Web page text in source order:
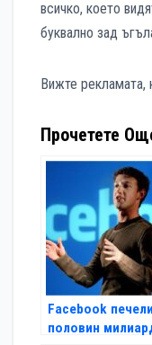
всичко, което
буквално зад
Вижте рекламата,
Прочетете
Facebook
половин